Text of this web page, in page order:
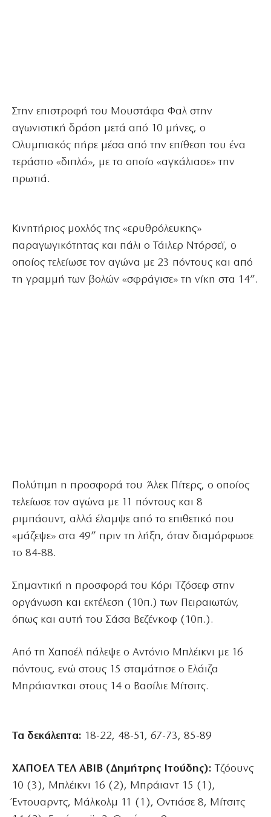
Στην επιστροφή του Μουστάφα Φαλ στην
αγωνιστική δράση μετά από 10 μήνες, ο
Ολυμπιακός πήρε μέσα από την επίθεση του ένα
τεράστιο «διπλό», με το οποίο «αγκάλιασε» την
πρωτιά.
Κινητήριος μοχλός της «ερυθρόλευκης»
παραγωγικότητας και πάλι ο Τάιλερ Ντόρσεϊ, ο
οποίος τελείωσε τον αγώνα με 23 πόντους και από
τη γραμμή των βολών «σφράγισε» τη νίκη στα 14”.
Πολύτιμη η προσφορά του Άλεκ Πίτερς, ο οποίος
τελείωσε τον αγώνα με 11 πόντους και 8
ριμπάουντ, αλλά έλαμψε από το επιθετικό που
«μάζεψε» στα 49” πριν τη λήξη, όταν διαμόρφωσε
το 84-88.
Σημαντική η προσφορά του Κόρι Τζόσεφ στην
οργάνωση και εκτέλεση (10π.) των Πειραιωτών,
όπως και αυτή του Σάσα Βεζένκοφ (10π.).
Από τη Χαποέλ πάλεψε ο Αντόνιο Μπλέικνι με 16
πόντους, ενώ στους 15 σταμάτησε ο Ελάιζα
Μπράιαντκαι στους 14 ο Βασίλιε Μίτσιτς.
Τα δεκάλεπτα: 18-22, 48-51, 67-73, 85-89
ΧΑΠΟΕΛ ΤΕΛ ΑΒΙΒ (Δημήτρης Ιτούδης): Τζόουνς
10 (3), Μπλέικνι 16 (2), Μπράιαντ 15 (1),
Έντουαρντς, Μάλκολμ 11 (1), Οντιάσε 8, Μίτσιτς